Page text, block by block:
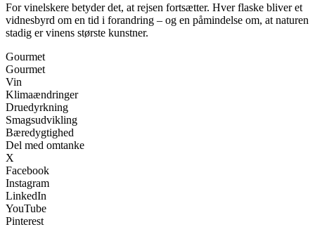
For vinelskere betyder det, at rejsen fortsætter. Hver flaske bliver et
vidnesbyrd om en tid i forandring – og en påmindelse om, at naturen
stadig er vinens største kunstner.
Gourmet
Gourmet
Vin
Klimaændringer
Druedyrkning
Smagsudvikling
Bæredygtighed
Del med omtanke
X
Facebook
Instagram
LinkedIn
YouTube
Pinterest